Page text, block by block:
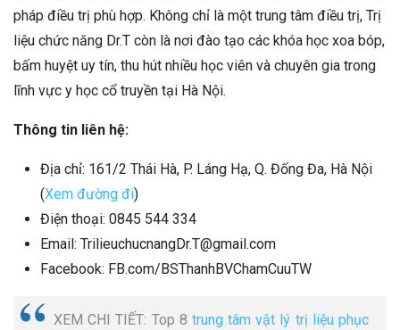
pháp điều trị phù hợp. Không chỉ là một trung tâm điều trị, Trị
liệu chức năng Dr.T còn là nơi đào tạo các khóa học xoa bóp,
bấm huyệt uy tín, thu hút nhiều học viên và chuyên gia trong
lĩnh vực y học cổ truyền tại Hà Nội.
Thông tin liên hệ:
Địa chỉ: 161/2 Thái Hà, P. Láng Hạ, Q. Đống Đa, Hà Nội
(Xem đường đi)
Điện thoại: 0845 544 334
Email: TrilieuchucnangDr.T@gmail.com
Facebook: FB.com/BSThanhBVChamCuuTW
XEM CHI TIẾT: Top 8 trung tâm vật lý trị liệu phục